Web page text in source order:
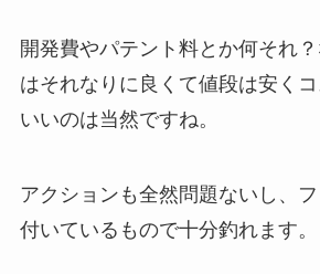
開発費やパテント料とか何それ
はそれなりに良くて値段は安く
いいのは当然ですね。
アクションも全然問題ないし、
付いているもので十分釣れます。